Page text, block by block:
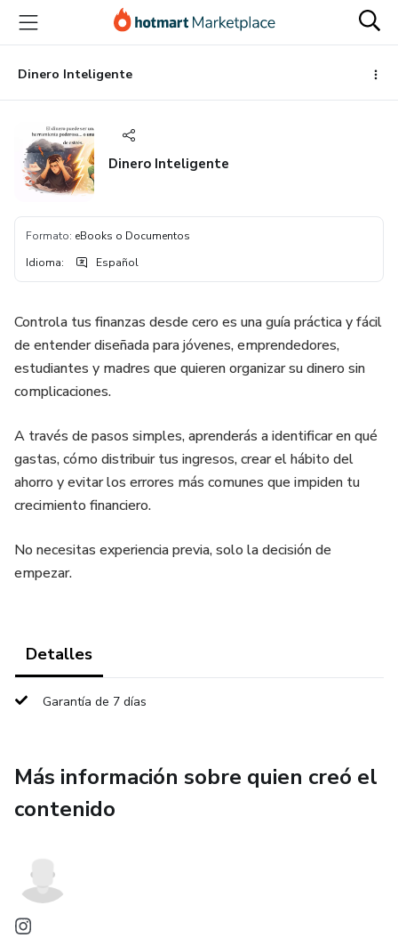
principal
página
de
página
Dinero Inteligente
Dinero Inteligente
Formato: eBooks o Documentos
Idioma: Español
Controla tus finanzas desde cero es una guía práctica y fácil
de entender diseñada para jóvenes, emprendedores,
estudiantes y madres que quieren organizar su dinero sin
complicaciones.
A través de pasos simples, aprenderás a identificar en qué
gastas, cómo distribuir tus ingresos, crear el hábito del
ahorro y evitar los errores más comunes que impiden tu
crecimiento financiero.
No necesitas experiencia previa, solo la decisión de
empezar.
Detalles
Garantía de 7 días
Más información sobre quien creó el
contenido